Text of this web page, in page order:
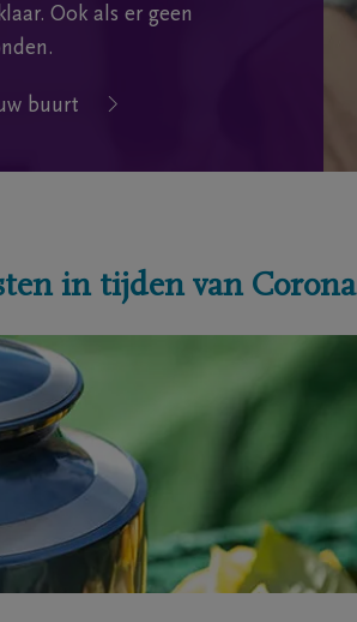
Ook als er geen
buurt
in tijden van Corona